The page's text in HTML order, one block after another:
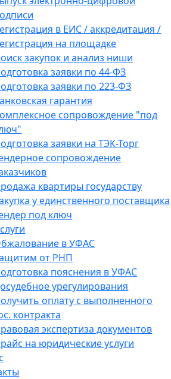
в ЕИС / аккредитация /
на площадке
закупок и анализ ниши
заявки по 44-ФЗ
заявки по 223-ФЗ
гарантия
сопровождение "под
заявки на ТЭК-Торг
сопровождение
квартиры государству
у единственного поставщика
под ключ
в УФАС
от РНП
пояснения в УФАС
урегулирования
оплату с выполненного
контракта
экспертиза документов
на юридические услуги